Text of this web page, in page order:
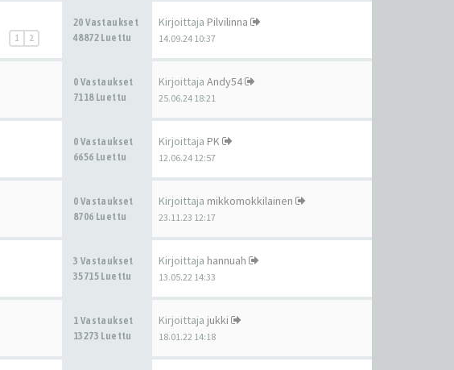
1 2
20 Vastaukset
48872 Luettu
Kirjoittaja Pilvilinna
14.09.24 10:37
0 Vastaukset
7118 Luettu
Kirjoittaja Andy54
25.06.24 18:21
0 Vastaukset
6656 Luettu
Kirjoittaja PK
12.06.24 12:57
0 Vastaukset
8706 Luettu
Kirjoittaja mikkomokkilainen
23.11.23 12:17
3 Vastaukset
35715 Luettu
Kirjoittaja hannuah
13.05.22 14:33
1 Vastaukset
13273 Luettu
Kirjoittaja jukki
18.01.22 14:18